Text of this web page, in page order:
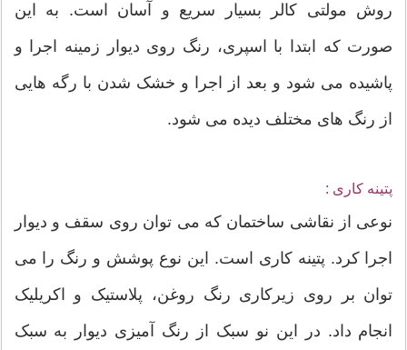
روش مولتی کالر بسیار سریع و آسان است. به این
صورت که ابتدا با اسپری، رنگ روی دیوار زمینه اجرا و
پاشیده می شود و بعد از اجرا و خشک شدن با رگه هایی
از رنگ های مختلف دیده می شود.
پتینه کاری :
نوعی از نقاشی ساختمان که می توان روی سقف و دیوار
اجرا کرد. پتینه کاری است. این نوع پوشش و رنگ را می
توان بر روی زیرکاری رنگ روغن، پلاستیک و اکریلیک
انجام داد. در این نو سبک از رنگ آمیزی دیوار به سبک